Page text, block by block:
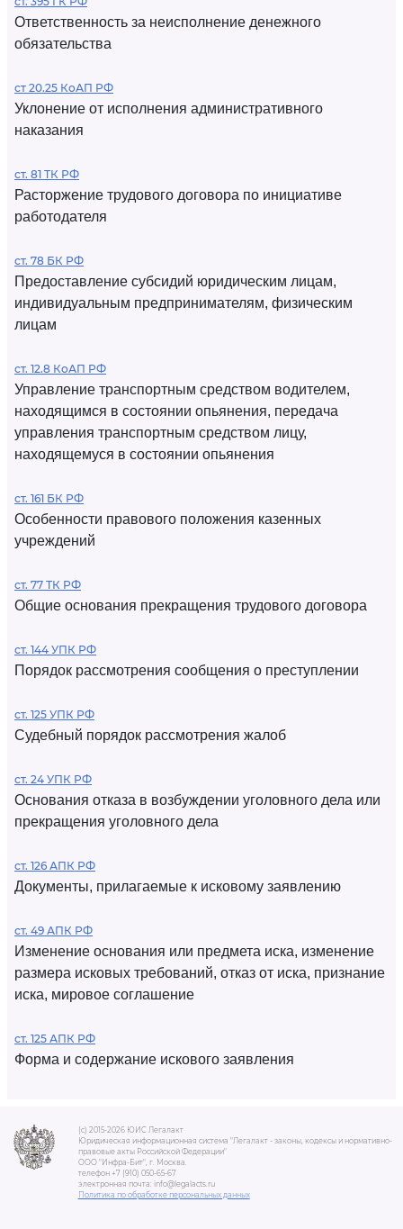
Ответственность за неисполнение денежного
обязательства
ст 20.25 КоАП РФ
Уклонение от исполнения административного
наказания
ст. 81 ТК РФ
Расторжение трудового договора по инициативе
работодателя
ст. 78 БК РФ
Предоставление субсидий юридическим лицам,
индивидуальным предпринимателям, физическим
лицам
ст. 12.8 КоАП РФ
Управление транспортным средством водителем,
находящимся в состоянии опьянения, передача
управления транспортным средством лицу,
находящемуся в состоянии опьянения
ст. 161 БК РФ
Особенности правового положения казенных
учреждений
ст. 77 ТК РФ
Общие основания прекращения трудового договора
ст. 144 УПК РФ
Порядок рассмотрения сообщения о преступлении
ст. 125 УПК РФ
Судебный порядок рассмотрения жалоб
ст. 24 УПК РФ
Основания отказа в возбуждении уголовного дела или
прекращения уголовного дела
ст. 126 АПК РФ
Документы, прилагаемые к исковому заявлению
ст. 49 АПК РФ
Изменение основания или предмета иска, изменение
размера исковых требований, отказ от иска, признание
иска, мировое соглашение
ст. 125 АПК РФ
Форма и содержание искового заявления
(c) 2015-2026 ЮИС Легалакт
Юридическая информационная система "Легалакт - законы, кодексы и нормативно-
правовые акты Российской Федерации"
ООО "Инфра-Бит", г. Москва.
телефон +7 (910) 050-65-67
электронная почта: info@legalacts.ru
Политика по обработке персональных данных